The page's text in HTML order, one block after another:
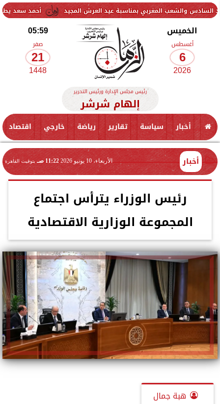
أحمد سعد يطلق «الألبوم المغربي بمناسبة عيد العرش المجيد
الخميس
أغسطس
6
2026
05:59
صفر
21
1448
رئيس مجلس الإدارة ورئيس التحرير
إلهام شرشر
أخبار سياسة تقارير رياضة خارجي اقتصاد
أخبار الأربعاء، 10 يونيو 2026 11:22 صـ بتوقيت القاهرة
رئيس الوزراء يترأس اجتماع
المجموعة الوزارية الاقتصادية
هبة جمال